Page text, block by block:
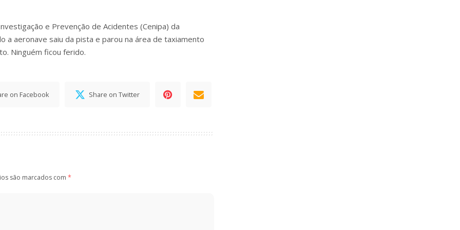
e Prevenção de Acidentes (Cenipa) da
a aeronave saiu da pista e parou na área de taxiamento
Ninguém ficou ferido.
on Facebook Share on Twitter
são marcados com *